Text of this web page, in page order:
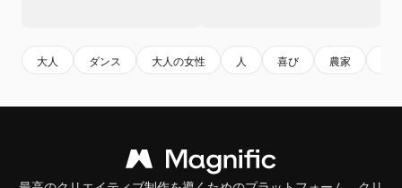
大人 ダンス 大人の女性 人 喜び 農家